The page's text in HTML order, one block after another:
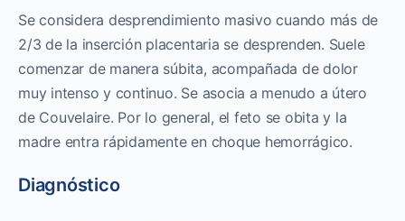
Se considera desprendimiento masivo cuando más de
2/3 de la inserción placentaria se desprenden. Suele
comenzar de manera súbita, acompañada de dolor
muy intenso y continuo. Se asocia a menudo a útero
de Couvelaire. Por lo general, el feto se obita y la
madre entra rápidamente en choque hemorrágico.
Diagnóstico